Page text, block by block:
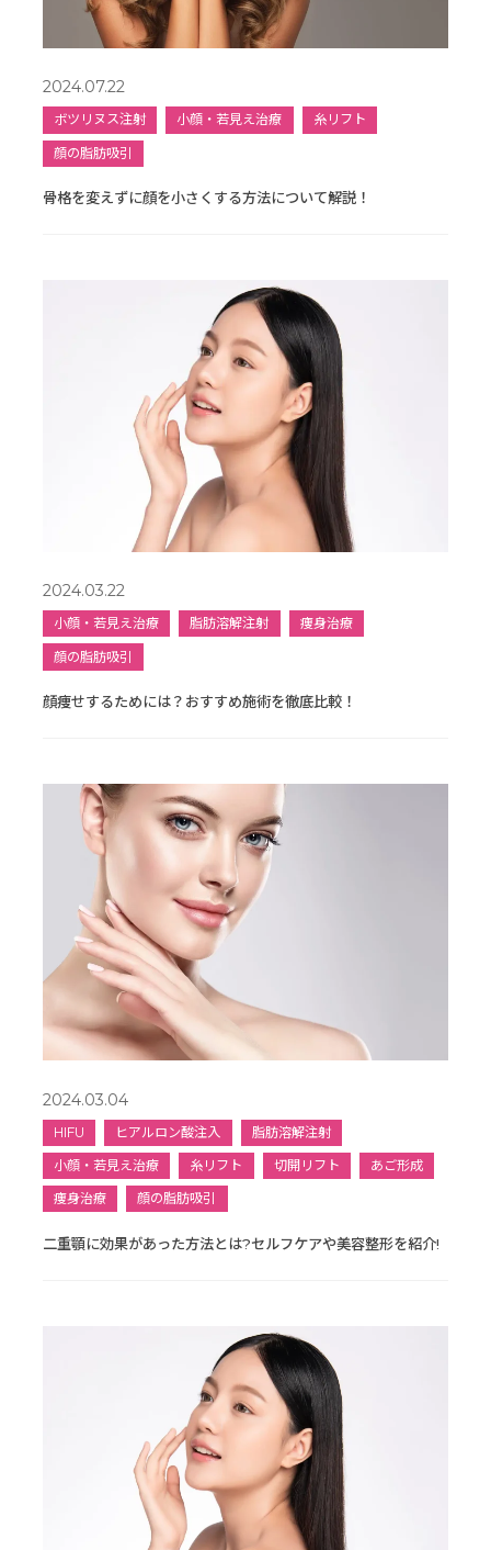
2024.07.22
ボツリヌス注射 小顔・若見え治療 糸リフト
顔の脂肪吸引
骨格を変えずに顔を小さくする方法について解説！
2024.03.22
小顔・若見え治療 脂肪溶解注射 痩身治療
顔の脂肪吸引
顔痩せするためには？おすすめ施術を徹底比較！
2024.03.04
HIFU ヒアルロン酸注入 脂肪溶解注射
小顔・若見え治療 糸リフト 切開リフト あご形成
痩身治療 顔の脂肪吸引
二重顎に効果があった方法とは?セルフケアや美容整形を紹介!